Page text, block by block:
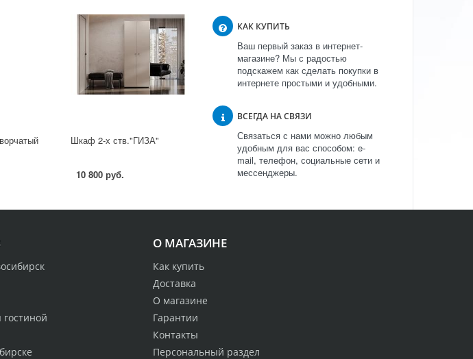
Шкаф 2-х ств."ГИЗА"
10 800 руб.
КАК КУПИТЬ
Ваш первый заказ в интернет-
магазине? Мы с радостью
подскажем как сделать покупки в
интернете простыми и удобными.
ВСЕГДА НА СВЯЗИ
Связаться с нами можно любым
удобным для вас способом: e-
mail, телефон, социальные сети и
мессенджеры.
О МАГАЗИНЕ
Как купить
Доставка
О магазине
Гарантии
Контакты
Персональный раздел